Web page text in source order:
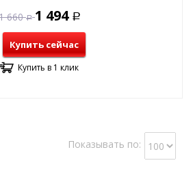
660 Р 1 494 Р
Купить сейчас
Купить в 1 клик
Показывать по: